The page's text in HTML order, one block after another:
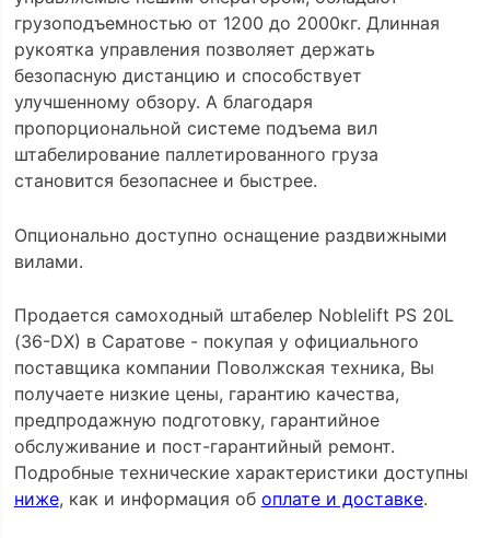
грузоподъемностью от 1200 до 2000кг. Длинная
рукоятка управления позволяет держать
безопасную дистанцию и способствует
улучшенному обзору. А благодаря
пропорциональной системе подъема вил
штабелирование паллетированного груза
становится безопаснее и быстрее.
Опционально доступно оснащение раздвижными
вилами.
Продается самоходный штабелер Noblelift PS 20L
(36-DX) в Саратове - покупая у официального
поставщика компании Поволжская техника, Вы
получаете низкие цены, гарантию качества,
предпродажную подготовку, гарантийное
обслуживание и пост-гарантийный ремонт.
Подробные технические характеристики доступны
ниже, как и информация об оплате и доставке.